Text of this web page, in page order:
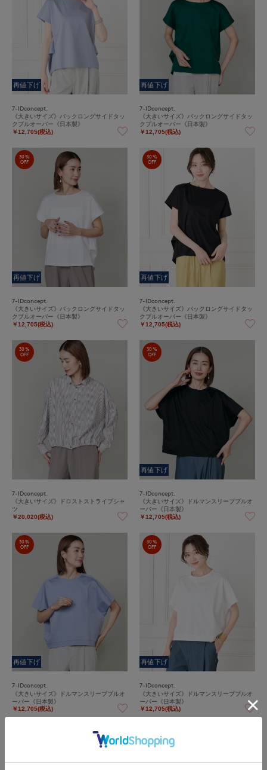
再値下げ
7-IDconcept.
《大きいサイズ》バックロングサイドタッ
クプルオーバー《日本製》
￥12,705(税込)
再値下げ
7-IDconcept.
《大きいサイズ》バックロングサイドタッ
クプルオーバー《日本製》
￥12,705(税込)
30%
OFF
再値下げ
7-IDconcept.
《大きいサイズ》バックロングサイドタッ
クプルオーバー《日本製》
￥12,705(税込)
30%
OFF
再値下げ
7-IDconcept.
《大きいサイズ》バックロングサイドタッ
クプルオーバー《日本製》
￥12,705(税込)
30%
OFF
7-IDconcept.
《大きいサイズ》ドロストストライプシャ
ツ
￥20,020(税込)
30%
OFF
再値下げ
7-IDconcept.
《大きいサイズ》ドルマンスリーブプルオ
ーバー《日本製》
￥12,705(税込)
30%
OFF
再値下げ
7-IDconcept.
《大きいサイズ》ドルマンスリーブプルオ
ーバー《日本製》
￥12,705(税込)
30%
OFF
再値下げ
7-IDconcept.
《大きいサイズ》ドルマンスリーブプルオ
ーバー《日本製》
￥12,705(税込)
OFF